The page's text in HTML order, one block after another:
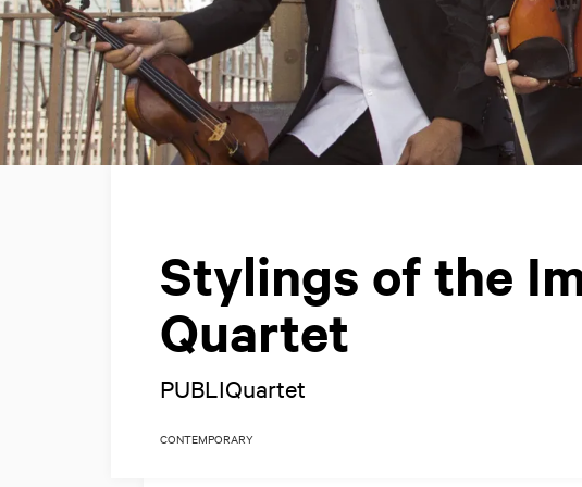
Stylings of the
Quartet
PUBLIQuartet
CONTEMPORARY